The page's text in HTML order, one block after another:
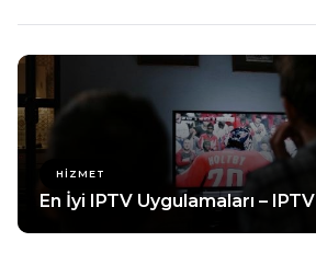
HIZMET
En İyi IPTV Uygulamaları –